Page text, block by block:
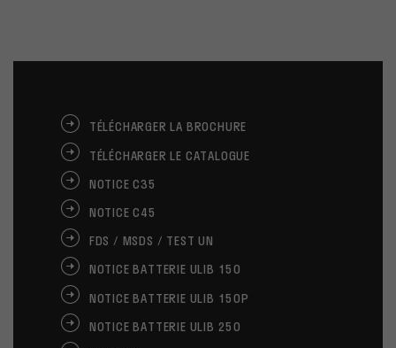
TÉLÉCHARGER LA BROCHURE
TÉLÉCHARGER LE CATALOGUE
NOTICE C35
NOTICE C45
FDS / MSDS / TEST UN
NOTICE BATTERIE ULIB 150
NOTICE BATTERIE ULIB 150P
NOTICE BATTERIE ULIB 250